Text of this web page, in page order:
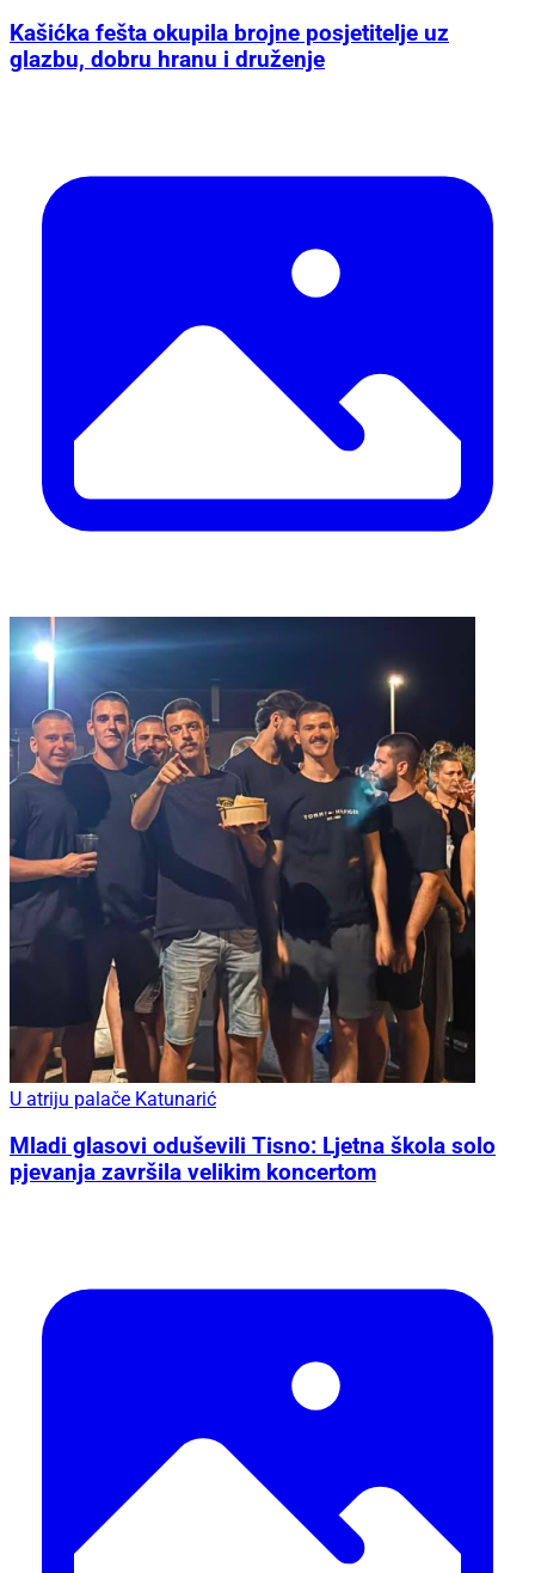
Kašićka fešta okupila brojne posjetitelje uz
glazbu, dobru hranu i druženje
U atriju palače Katunarić
Mladi glasovi oduševili Tisno: Ljetna škola solo
pjevanja završila velikim koncertom